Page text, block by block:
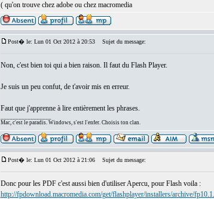
( qu'on trouve chez adobe ou chez macromedia
Post� le: Lun 01 Oct 2012 à 20:53 Sujet du message:
Non, c'est bien toi qui a bien raison. Il faut du Flash Player.
Je suis un peu confut, de t'avoir mis en erreur.
Faut que j'apprenne à lire entièrement les phrases.
Mac, c'est le paradis. Windows, s'est l'enfer. Choisis ton clan.
Post� le: Lun 01 Oct 2012 à 21:06 Sujet du message:
Donc pour les PDF c'est aussi bien d'utiliser Apercu, pour Flash voila :
http://fpdownload.macromedia.com/get/flashplayer/installers/archive/